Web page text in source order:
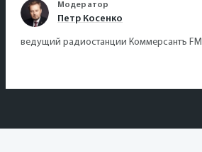
Модератор
Петр Косенко
ведущий радиостанции Коммерсантъ FM